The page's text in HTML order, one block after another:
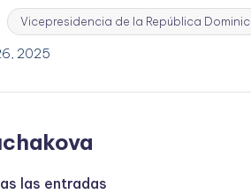
Vicepresidencia de la República
2025
las entradas